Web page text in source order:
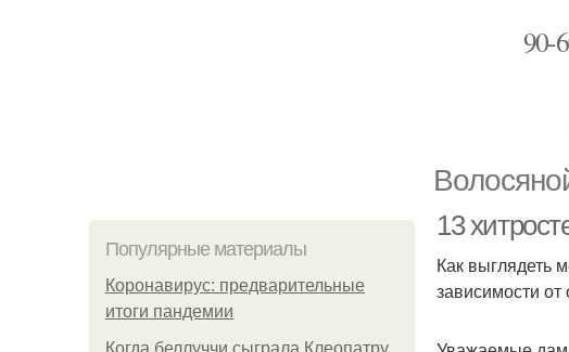
Популярные материалы
Коронавирус: предварительные
итоги пандемии
Когда беллуччи сыграла Клеопатру,
13
Как выглядеть
зависимости